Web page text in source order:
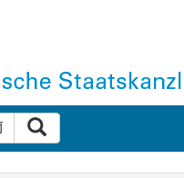
Suche zurücksetzen